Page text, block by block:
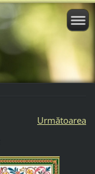
Următoarea